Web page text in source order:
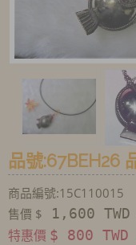
品號:67BEH26
商品編號:15C110015
售價 $ 1,600
特惠價 $ 800